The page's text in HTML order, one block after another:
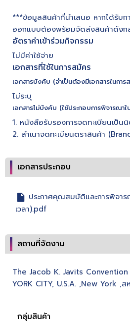
***ข้อมูลสินค้าที่นำเสนอ หากได้รับ
ออกแบบต้องพร้อมจัดส่งสินค้าดังก
อัตราค่าเข้าร่วมกิจกรรม
ไม่มีค่าใช้จ่าย
เอกสารที่ใช้ในการสมัคร
เอกสารบังคับ (จำเป็นต้องมีเอกสารในการ
ไม่ระบุ
เอกสารไม่บังคับ (ใช้ประกอบการพิจารณา
1. หนังสือรับรองการจดทะเบียนเป็น
2. สำเนาจดทะเบียนตราสินค้า
เอกสารประกอบ
ประกาศคุณสมบัติและการพิจา
เวลา).pdf
สถานที่จัดงาน
The Jacob K. Javits Convention
YORK CITY, U.S.A. ,New York ,ส
กลุ่มสินค้า